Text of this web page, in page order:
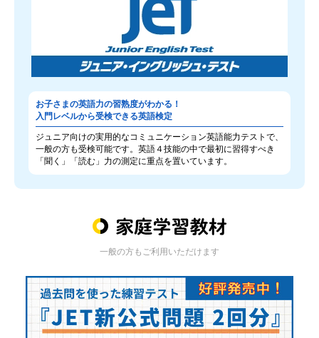
お子さまの英語力の習熟度がわかる！
入門レベルから受検できる英語検定
ジュニア向けの実用的なコミュニケーション英語能力テストで、
一般の方も受検可能です。英語４技能の中で最初に習得すべき
「聞く」「読む」力の測定に重点を置いています。
一般の方もご利用いただけます